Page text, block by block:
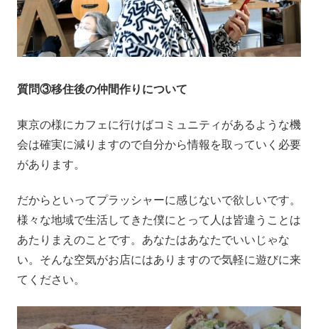
質問③移住後の仲間作りについて
東京の様にカフェに行けばコミュニティがあるような機
会は確実に減りますので自分から情報を取っていく必要
があります。
だからといってプラッシャーに感じないで欲しいです。
様々な地域で生活してきた僕にとって人は皆違うことは
あたりまえのことです。あなたはあなたでいいじゃな
い。そんな空気がお店にはありますので気軽に遊びに来
てください。